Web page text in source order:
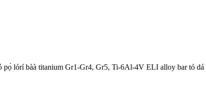
pọ̀ lórí bàà titanium Gr1-Gr4, Gr5, Ti-6Al-4V ELI alloy bar tó